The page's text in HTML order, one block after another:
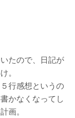
たので、日記が
。
行感想というの
かなくなってし
画。